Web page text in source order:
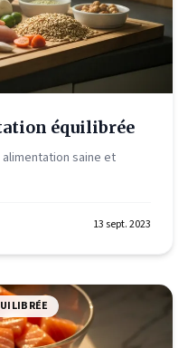
équilibrée
saine et
13 sept. 2023